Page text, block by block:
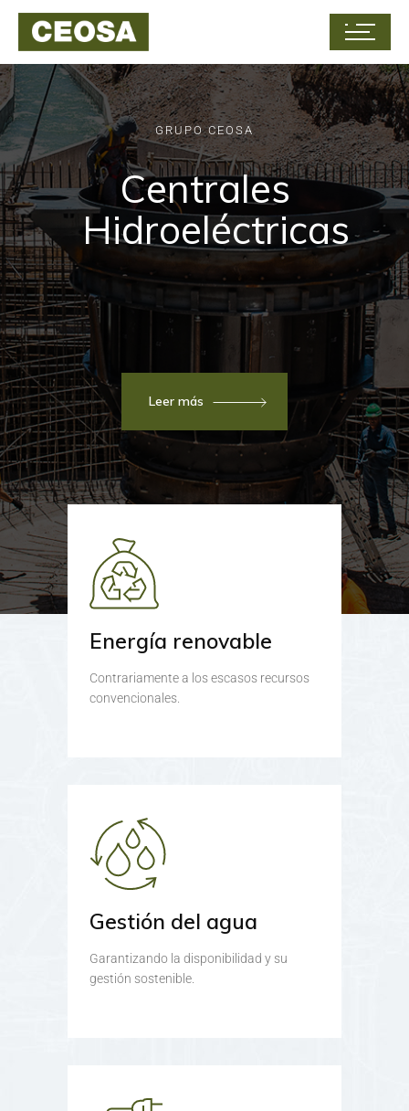
Centrales
Hidroeléctricas
Leer más
GRUPO CEOSA
Energía renovable
Contrariamente a los escasos recursos
convencionales.
Gestión del agua
Garantizando la disponibilidad y su
gestión sostenible.